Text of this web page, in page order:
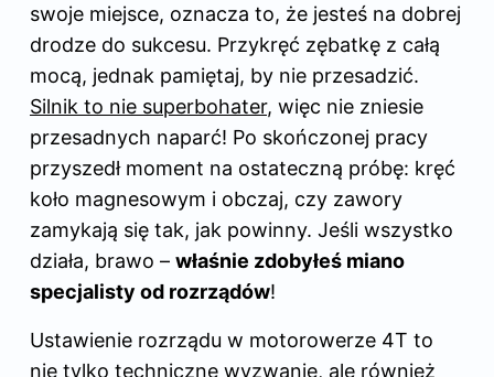
swoje miejsce, oznacza to, że jesteś na dobrej
drodze do sukcesu. Przykręć zębatkę z całą
mocą, jednak pamiętaj, by nie przesadzić.
Silnik to nie superbohater, więc nie zniesie
przesadnych naparć! Po skończonej pracy
przyszedł moment na ostateczną próbę: kręć
koło magnesowym i obczaj, czy zawory
zamykają się tak, jak powinny. Jeśli wszystko
działa, brawo – właśnie zdobyłeś miano
specjalisty od rozrządów!
Ustawienie rozrządu w motorowerze 4T to
nie tylko techniczne wyzwanie, ale również